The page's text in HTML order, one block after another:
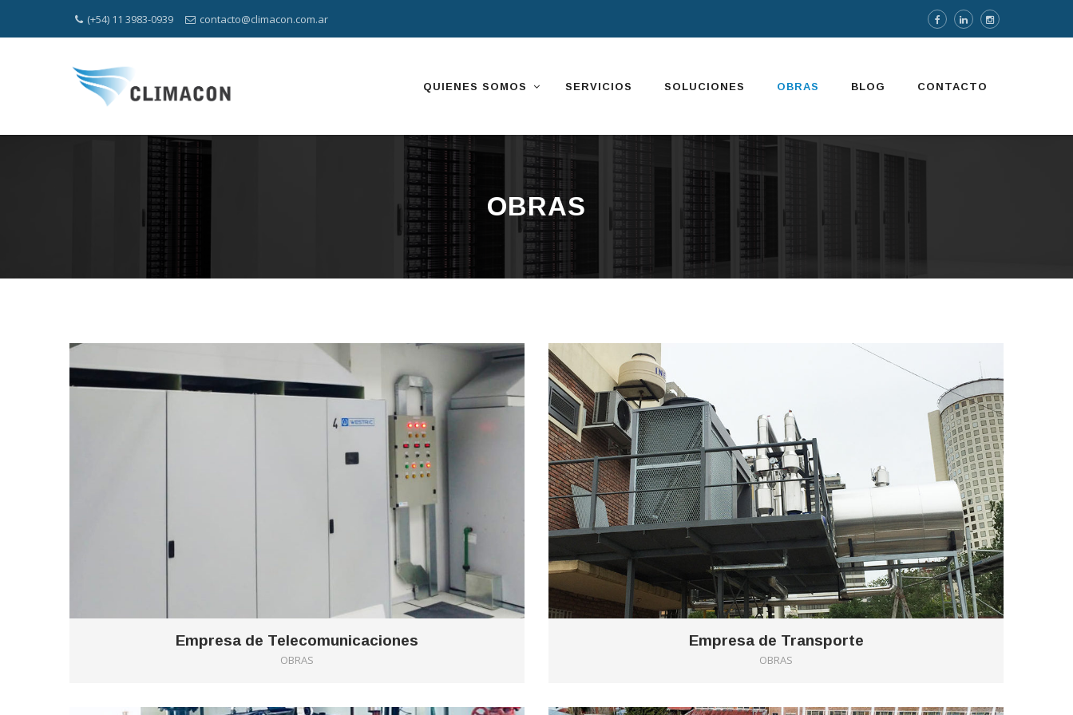
(+54) 11 3983-0939 contacto@climacon.com.ar
contentQUIENES SOMOS SERVICIOS SOLUCIONES OBRAS BLOG CONTACTO
OBRAS
Empresa de Telecomunicaciones
OBRAS
Empresa de Transporte
OBRAS